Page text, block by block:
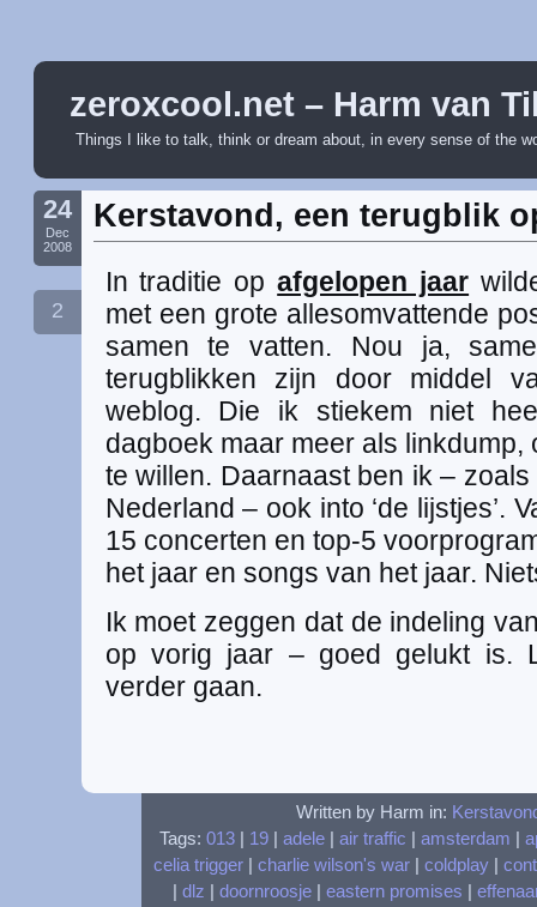
zeroxcool.net – Harm van
Things I like to talk, think or dream about, in every sense of the
24
Dec
2008
2
Kerstavond, een terugblik
In traditie opafgelopen jaar
met een grote allesomvattende
samen te vatten. Nou ja,
terugblikken zijn door middel
weblog. Die ik stiekem niet
dagboek maar meer als linkdump,
te willen. Daarnaast ben ik –
Nederland – ook into ‘de lijstjes’.
15 concerten en top-5
het jaar en songs van het jaar.
Ik moet zeggen dat de indeling
op vorig jaar – goed gelukt is.
verder gaan.
Written by Harm in:
Tags: 013| 19| adele| air traffic amsterdam
celia trigger| charlie wilson's war| coldplay|
dlz doornroosje| eastern promises